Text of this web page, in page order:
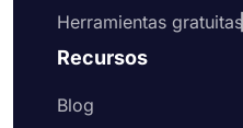
Herramientas gratuitas
Recursos
Blog